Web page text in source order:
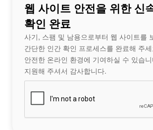
웹 사이트 안전을 위한 신
확인 완료
사기, 스팸 및 남용으로부터 웹 사이트를
간단한 인간 확인 프로세스를 완료해 주
안전한 온라인 환경에 기여하실 수 있습
지원해 주셔서 감사합니다.